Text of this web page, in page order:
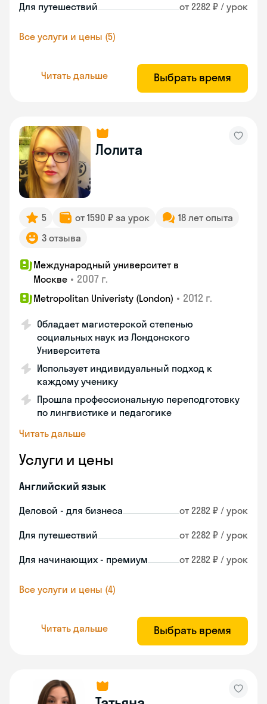
Для путешествий от 2282 ₽ / урок
Все услуги и цены (5)
Читать дальше Выбрать время
Лолита
5 от 1590 ₽ за урок
18 лет опыта
3 отзыва
Международный университет в
Москве • 2007 г.
Metropolitan Univeristy (London) • 2012 г.
Обладает магистерской степенью
социальных наук из Лондонского
Университета
Использует индивидуальный подход к
каждому ученику
Прошла профессиональную переподготовку
по лингвистике и педагогике
Читать дальше
Услуги и цены
Английский язык
Деловой - для бизнеса от 2282 ₽ / урок
Для путешествий от 2282 ₽ / урок
Для начинающих - премиум от 2282 ₽ / урок
Все услуги и цены (4)
Читать дальше Выбрать время